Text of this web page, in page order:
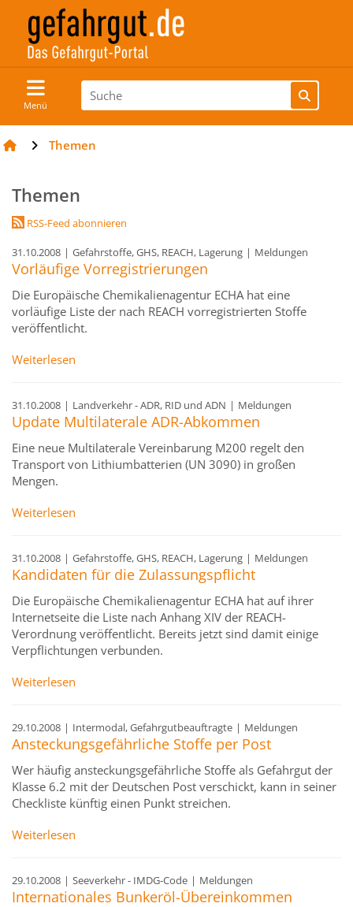
Menü
Themen
Themen
RSS-Feed abonnieren
31.10.2008 | Gefahrstoffe, GHS, REACH, Lagerung | Meldungen
Vorläufige Vorregistrierungen
Die Europäische Chemikalienagentur ECHA hat eine
vorläufige Liste der nach REACH vorregistrierten Stoffe
veröffentlicht.
Weiterlesen
31.10.2008 | Landverkehr - ADR, RID und ADN | Meldungen
Update Multilaterale ADR-Abkommen
Eine neue Multilaterale Vereinbarung M200 regelt den
Transport von Lithiumbatterien (UN 3090) in großen
Mengen.
Weiterlesen
31.10.2008 | Gefahrstoffe, GHS, REACH, Lagerung | Meldungen
Kandidaten für die Zulassungspflicht
Die Europäische Chemikalienagentur ECHA hat auf ihrer
Internetseite die Liste nach Anhang XIV der REACH-
Verordnung veröffentlicht. Bereits jetzt sind damit einige
Verpflichtungen verbunden.
Weiterlesen
29.10.2008 | Intermodal, Gefahrgutbeauftragte | Meldungen
Ansteckungsgefährliche Stoffe per Post
Wer häufig ansteckungsgefährliche Stoffe als Gefahrgut der
Klasse 6.2 mit der Deutschen Post verschickt, kann in seiner
Checkliste künftig einen Punkt streichen.
Weiterlesen
29.10.2008 | Seeverkehr - IMDG-Code | Meldungen
Internationales Bunkeröl-Übereinkommen